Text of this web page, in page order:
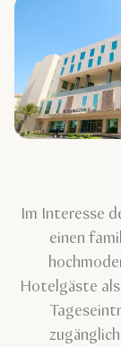
Im Interesse
einen
Hotelgäste